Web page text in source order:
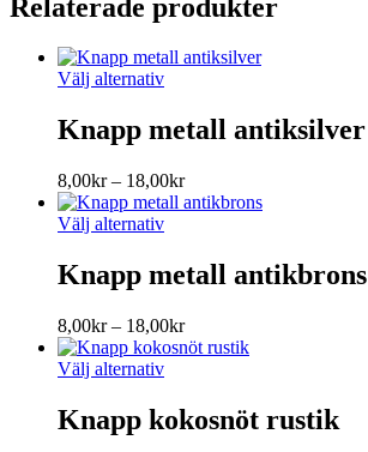
Relaterade produkter
Välj alternativDen
produkten
har
varianter.
De
olika
kan
på
produktsidan
Knapp metall antiksilver
8,00kr – 18,00krPrisintervall:
8,00kr
Välj alternativDen
produkten
har
varianter.
De
olika
kan
Knapp metall antikbrons
8,00kr – 18,00krPrisintervall:
8,00kr
Välj alternativDen
produkten
har
Knapp kokosnöt rustik